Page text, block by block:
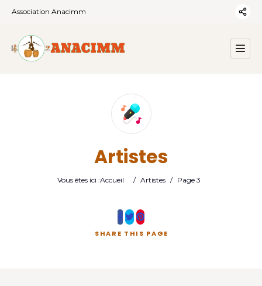
Association Anacimm
Artistes
Vous êtes ici :Accueil / Artistes / Page 3
SHARE THIS PAGE